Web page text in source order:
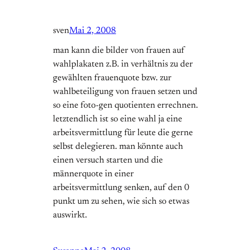
svenMai 2, 2008
man kann die bilder von frauen auf
wahlplakaten z.B. in verhältnis zu der
gewählten frauenquote bzw. zur
wahlbeteiligung von frauen setzen und
so eine foto-gen quotienten errechnen.
letztendlich ist so eine wahl ja eine
arbeitsvermittlung für leute die gerne
selbst delegieren. man könnte auch
einen versuch starten und die
männerquote in einer
arbeitsvermittlung senken, auf den 0
punkt um zu sehen, wie sich so etwas
auswirkt.